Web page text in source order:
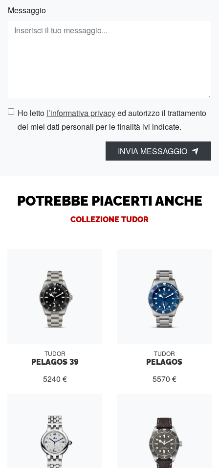
Messaggio
Ho letto l’informativa privacyed autorizzo il trattamento
dei miei dati personali per le finalità ivi indicate.
INVIA MESSAGGIO
POTREBBE PIACERTI ANCHE
COLLEZIONE TUDOR
TUDOR
PELAGOS 39
5240 €
TUDOR
PELAGOS
5570 €